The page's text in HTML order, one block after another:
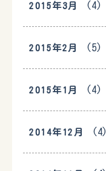
2015年3月 (4)
2015年2月 (5)
2015年1月 (4)
2014年12月 (4)